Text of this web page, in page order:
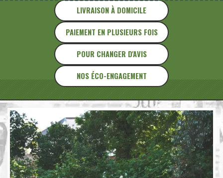
LIVRAISON À DOMICILE
PAIEMENT EN PLUSIEURS FOIS
POUR CHANGER D'AVIS
NOS ÉCO-ENGAGEMENT